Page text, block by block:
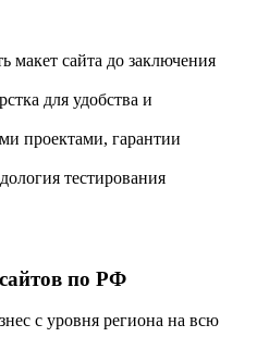
макет сайта до заключения
для удобства и
проектами, гарантии
тестирования
по РФ
с уровня региона на всю